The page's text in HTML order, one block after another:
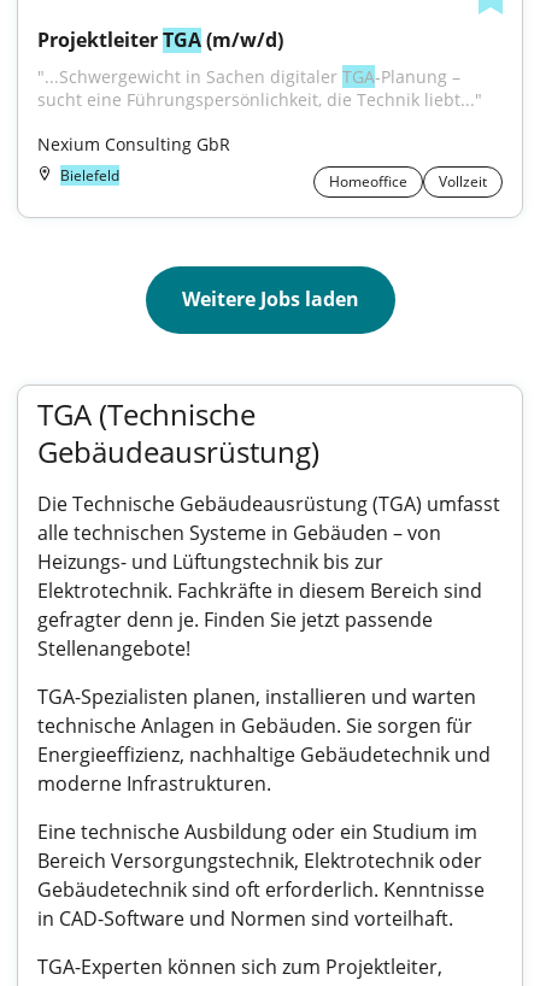
Projektleiter TGA (m/w/d)
"...Schwergewicht in Sachen digitaler TGA-Planung –
sucht eine Führungspersönlichkeit, die Technik liebt..."
Nexium Consulting GbR
Bielefeld Homeoffice Vollzeit
Weitere Jobs laden
TGA (Technische
Gebäudeausrüstung)
Die Technische Gebäudeausrüstung (TGA) umfasst
alle technischen Systeme in Gebäuden – von
Heizungs- und Lüftungstechnik bis zur
Elektrotechnik. Fachkräfte in diesem Bereich sind
gefragter denn je. Finden Sie jetzt passende
Stellenangebote!
TGA-Spezialisten planen, installieren und warten
technische Anlagen in Gebäuden. Sie sorgen für
Energieeffizienz, nachhaltige Gebäudetechnik und
moderne Infrastrukturen.
Eine technische Ausbildung oder ein Studium im
Bereich Versorgungstechnik, Elektrotechnik oder
Gebäudetechnik sind oft erforderlich. Kenntnisse
in CAD-Software und Normen sind vorteilhaft.
TGA-Experten können sich zum Projektleiter,